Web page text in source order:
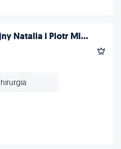
Natalia i Piotr Mi...